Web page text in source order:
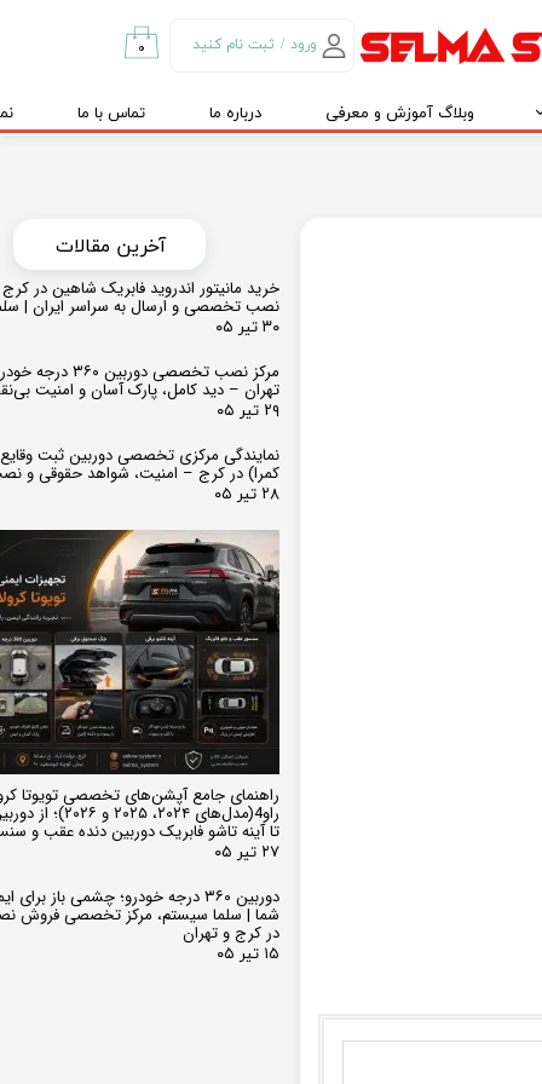
ورود / ثبت نام کنید
تغییر گذر واژه
۰
وبلاگ آموزش و معرفی درباره ما تماس با ما
خرید مانیتور اندروید فابریک شاهین در
نصب تخصصی و ارسال به سراسر ایران |
۳۰ تیر ۰۵
مرکز نصب تخصصی
تهران – دید کامل، پارک آسان و امنیت
۲۹ تیر ۰۵
نمایندگی مرکزی تخصصی دوربین ثبت
کمرا) در کرج – امنیت، شواهد حقوقی و
۲۸ تیر ۰۵
راهنمای جامع آپشن‌های تخصصی تویوتا
تا آینه تاشو فابریک دوربین دنده عقب و
۲۷ تیر ۰۵
دوربین ۳۶۰ درجه خودرو؛ چشمی باز
شما | سلما سیستم، مرکز تخصصی فروش
در کرج و تهران
۱۵ تیر ۰۵
​​آخرین مقالات